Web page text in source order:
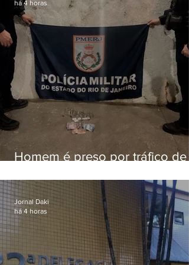
Homem é preso por tráfico de
há 4 horas
Jornal Daki
há 4 horas